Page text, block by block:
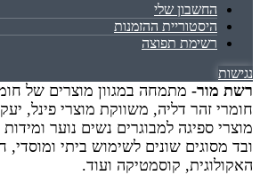
החשבון שלי
היסטוריית ההזמנות
רשימת תפוצה
נגישות
רשת מור- מתמחה במגוון מוצרים של
חומרי זהר דליה, משווקת מוצרי פינל,
מוצרי ספיגה למבוגרים נשים נוער ומידות
ובד מסוגים שונים לשימוש ביתי
האקולוגית, קוסמטיקה ועוד.